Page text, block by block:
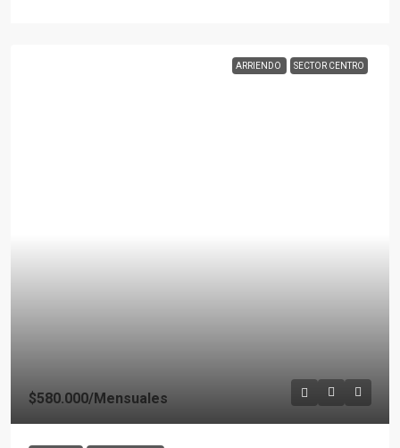
ARRIENDO SECTOR CENTRO
$580.000/Mensuales